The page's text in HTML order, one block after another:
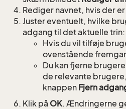
Rediger navnet, hvis der
Juster eventuelt, hvilke
adgang til det aktuelle trin:
Hvis du vil tilføje
ovenstående
Du kan fjerne
de relevante
knappen Fjern
Klik på OK. Ændringerne